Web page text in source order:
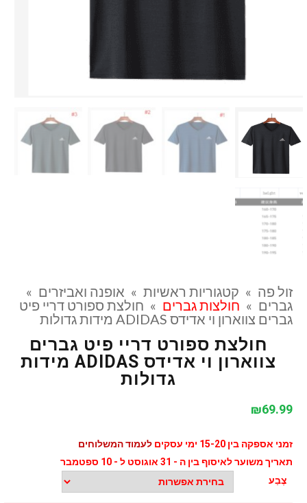
זול פה » קטגוריות ראשיות » אופנה ואביזרים »
גברים » חולצות גברים » חולצת ספורט דריי פיט
גברים צווארון וי אדידס ADIDAS מידות גדולות
חולצת ספורט דריי פיט גברים
צווארון וי אדידס ADIDAS מידות
גדולות
₪69.99
זמני אספקה בין 15-20 ימי עסקים
לעמוד המשלוחים
תאריך משוער לאיסוף בין ה - 31 אוגוסט ל - 10 ספטמבר
צֶבַע